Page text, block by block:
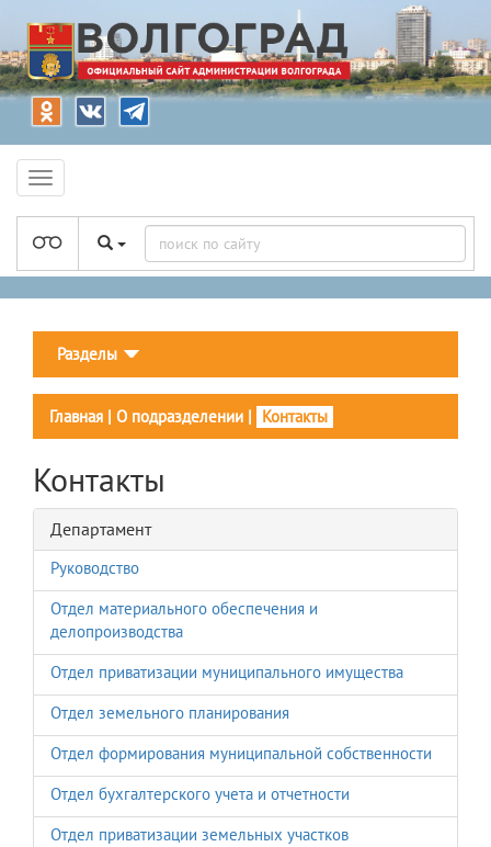
Разделы
Главная | О подразделении | Контакты
Контакты
Департамент
Руководство
Отдел материального обеспечения и
делопроизводства
Отдел приватизации муниципального имущества
Отдел земельного планирования
Отдел формирования муниципальной собственности
Отдел бухгалтерского учета и отчетности
Отдел приватизации земельных участков